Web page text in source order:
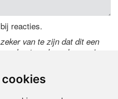
reacties.
van te zijn dat dit een
code over in